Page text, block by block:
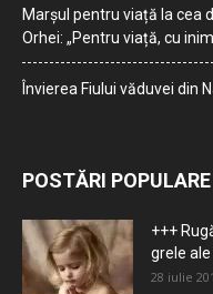
Marșul pentru viață la cea
Orhei: „Pentru viață, cu
Învierea Fiului văduvei din
POSTĂRI POPULARE
+++
grele
28 iulie